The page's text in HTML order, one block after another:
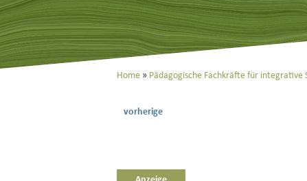
Home Pädagogische Fachkräfte für integrative
vorherige